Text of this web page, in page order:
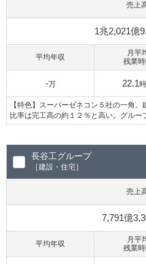
売上
1兆2,021億
平均年収
-万
月平
残業時
22.1
【特色】スーパーゼネコン５社の一角
比率は完工高の約１２％と高い。グルー
長谷工グループ
［建設・住宅］
売上
7,791億
平均年収
月平
残業時